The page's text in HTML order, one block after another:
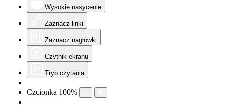
Wysokie nasycenie
Zaznacz linki
Zaznacz nagłówki
Czytnik ekranu
Tryb czytania
Czcionka 100%